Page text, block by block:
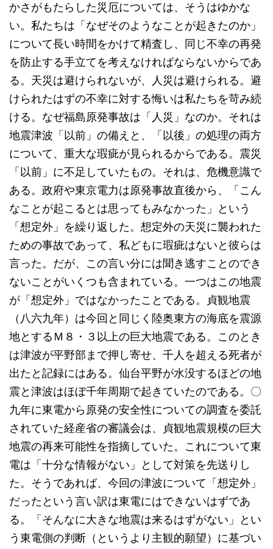
かさがもたらした災厄については、そうはゆかな
い。私たちは「なぜそのようなことが起きたのか」
について長い時間をかけて精査し、同じ不幸の再発
を防止する手立てを考えなければならないからであ
る。天災は避けられないが、人災は避けられる。避
けられたはずの不幸に対する悔いは私たちを苛み続
ける。なぜ福島原発事故は「人災」なのか。それは
地震津波「以前」の備えと、「以後」の処理の両方
について、重大な瑕疵が見られるからである。震災
「以前」に不足していたもの。それは、危機意識で
ある。政府や東京電力は原発事故直後から、「こん
なことが起こるとは思ってもみなかった」という
「想定外」を繰り返した。想定外の天災に襲われた
ための事故であって、私どもに瑕疵はないと彼らは
言った。だが、この言い分には聞き逃すことのでき
ないことがいくつも含まれている。一つはこの地震
が「想定外」ではなかったことである。貞観地震
（八六九年）は今回と同じく陸奥東方の海底を震源
地とするＭ８・３以上の巨大地震である。このとき
は津波が平野部まで押し寄せ、千人を超える死者が
出たと記録にはある。仙台平野が水没するほどの地
震と津波はほぼ千年周期で起きていたのである。〇
九年に東電から原発の安全性についての調査を委託
されていた経産省の審議会は、貞観地震規模の巨大
地震の再来可能性を指摘していた。これについて東
電は「十分な情報がない」として対策を先送りし
た。そうであれば、今回の津波について「想定外」
だったという言い訳は東電にはできないはずであ
る。「そんなに大きな地震は来るはずがない」とい
う東電側の判断（というより主観的願望）に基づい